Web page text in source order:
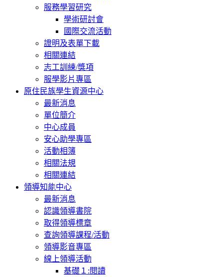
服務學習研究
學術研討會
國際交流活動
證明及表單下載
相關連結
志工訓練/獎項
服學影片專區
原住民族學生資源中心
最新消息
單位簡介
中心成員
安心助學專區
活動相簿
相關法規
相關連結
領導知能中心
最新消息
認識領導書院
取得領導標章
查詢領導課程/活動
領導影音專區
線上領導活動
基礎１:閱讀